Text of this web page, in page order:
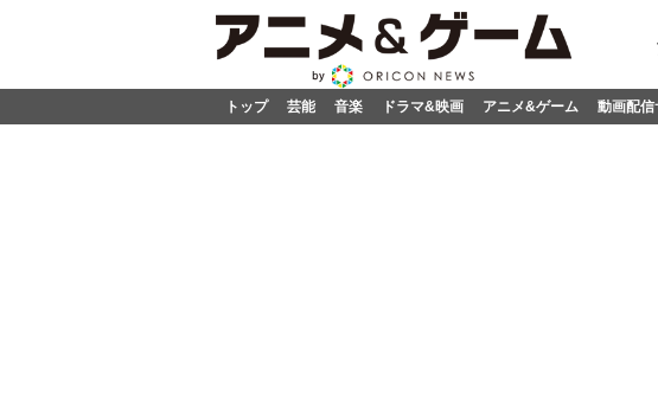
トップ 芸能 音楽 ドラマ&映画 アニメ&ゲーム 動画配信